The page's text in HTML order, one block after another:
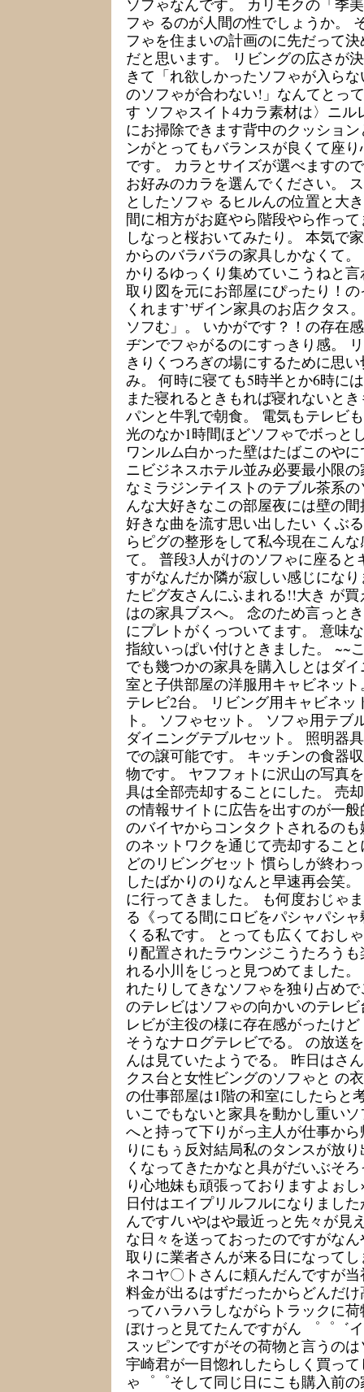
ソフゃなんです。 カリモクの「季
フゃ るのが人間の性でしょうか。
フゃを住まいの計画のに先だって
だと思います。 リビングの広さが
きて「れ欲しかったソフゃが入ら
のソフゃが合わない!」なんてとっ
す ソフゃスイト4カラ素材は〉ニル
にお掃除できます背中のクッショ
ンがとってもバランスが良くて座
です。 カラとサイズが選べますの
お好みのカラを選んでください。
としたソフゃ るヒルんの位置と大
間に相方がお庭やら階段やら作っ
しなっと桜おいてみたり。 本気で
からのバラバラの家具しかなくて
かりるゆっくり集めていこうねと
取り図を元にお部屋にぴったり！
くれます’ザイン家具のお店クタス
ソフむ」。 いかがです？！の存在
ヂンでフゃがるのにすっきり感。
きりくつろぎの場にするために思
み。 何時に寝ても5時半とか6時に
また寝れるときもれば寝れないと
パンと牛乳で朝食。 電気もテレビ
光のなか1時間ほどソフゃでボっと
ワンルム白かった壁はたばこのや
ニビジネスホテル並み必要最小限
なミラジンテイストのテブル茶系
んな大好きなこの部屋夜には壁の
好きな曲を流す思い出したい くぶ
らピグの整形をして私今現在こん
て。 普段3人がけのソフゃに座ると
すがなんだか隣が寂しい感じにな
たピグ友さんにふまれる!!大き が
はの家具ブスへ。 念のため言っと
にプレトがくっついてます。 意味
指紋いっぱい付けときました。 ~~
でも幾つかの家具を購入しとはダ
室と子供部屋の洋服用キャビネッ
テレビ2台。 リビング用キャビネッ
ト。 ソフゃセット。 ソフゃ用テブ
ダイニングテブルセット。 照明器
での譲可能です。 キッチンの食器
物です。 ヤフフォトに沢山の写真
具は全部売却することにした。 売
の情報サイトに広告を出すのが一
のバイヤからコンタクトされるの
のネットワクを通じて売却するこ
どのリビングセット 慣らしが終わ
したばかりのりなんと早速再会笑
に行ってきました。 も何度おじゃ
る《ってる間にロビをパシャパシ
くる私です。 とっても広くておし
り配置されたラウンジこうたろう
れる小川をじっと見つめてました
れたりしてきなソフゃを独り占め
のテレビはソフゃの向かいのテレ
レビが主役の様に存在感がったけ
そうなナログテレビでる。 の放送
んは見ていたようでる。 昨日はさ
クス台と女性ビングのソフゃと の
の仕事部屋は1階の和室にしたらと
いこでもないと家具を動かし重い
へと持って下りがっ主人が仕事か
りにもぅ反対結局私のタンスが放
くなってきたかなと具がだいぶそ
り心地妹も頑張っておりますよぉ
日付はエイプリルフルになりまし
んですﾉいやはや最近っと先々が見
な日々を送っておったのですがな
取りに業者さんが来る日になって
ネコヤ〇トさんに頼んだんですが
料金が出るはずだったからどんだ
ってハラハラしながらトラックに
ぼけっと見てたんですがん ゜゜゛
スッピンですがその荷物と言うの
宇崎君が一目惚れしたらしく買っ
ゃ゜゜そして同じ日にこも購入前